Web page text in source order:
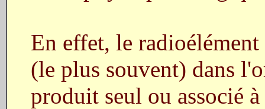
En effet, le
(le plus souvent) dans
produit seul ou associé